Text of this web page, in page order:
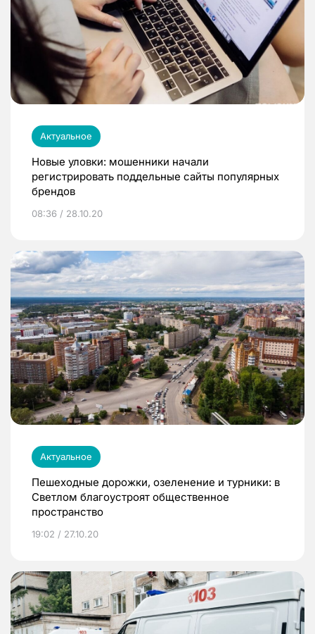
Актуальное
Новые уловки: мошенники начали
регистрировать поддельные сайты популярных
брендов
08:36 / 28.10.20
Актуальное
Пешеходные дорожки, озеленение и турники: в
Светлом благоустроят общественное
пространство
19:02 / 27.10.20